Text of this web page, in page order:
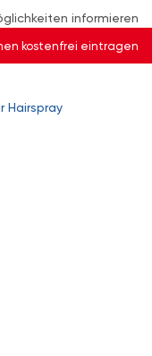
informieren
kostenfrei eintragen
Hairspray